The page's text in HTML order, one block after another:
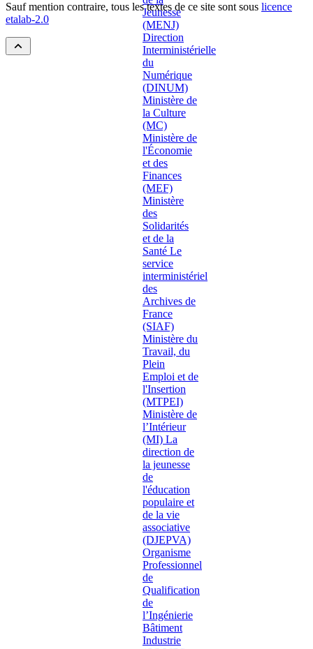
Sauf mention contraire, tous les textes de ce site sont sous licence
etalab-2.0